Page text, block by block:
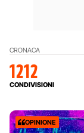
CRONACA
1212
CONDIVISIONI
OPINIONE